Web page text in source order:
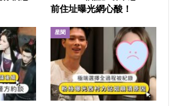
前住址曝光網心酸！
星聞